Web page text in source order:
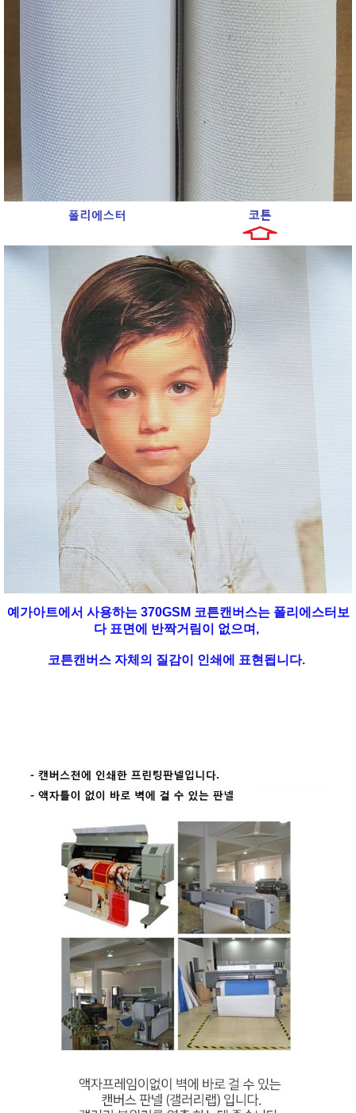
예가아트에서 사용하는 370GSM 코튼캔버스는 폴리에스터보
다 표면에 반짝거림이 없으며,
코튼캔버스 자체의 질감이 인쇄에 표현됩니다.